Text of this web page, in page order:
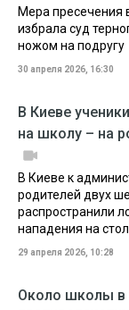
Мера пресечения
избрала суд
ножом на подругу
30 апреля 2026, 16:30
В Киеве
на школу – на
В Киеве к
родителей двух
распространили
нападения на
29 апреля 2026, 10:28
Около школы в